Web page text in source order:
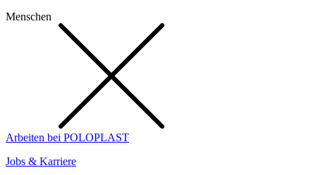
Menschen
Arbeiten bei POLOPLAST
Jobs & Karriere